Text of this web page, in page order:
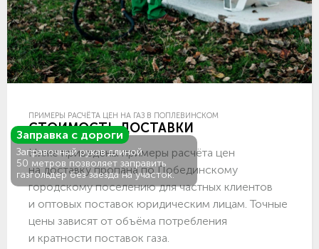
Заправка с дороги
Заправочный рукав длиной
50 метров позволяет заправить
газгольдер без заезда на участок.
ПРИМЕРЫ РАСЧЁТА ЦЕН НА ГАЗ В ПОПЛЕВИНСКОМ
СТОИМОСТЬ ДОСТАВКИ
Ниже приведены примеры расчёта цен
на доставку пропана по Побединскому
городскому поселению для частных клиентов
и оптовых поставок юридическим лицам. Точные
цены зависят от объёма потребления
и кратности поставок газа.